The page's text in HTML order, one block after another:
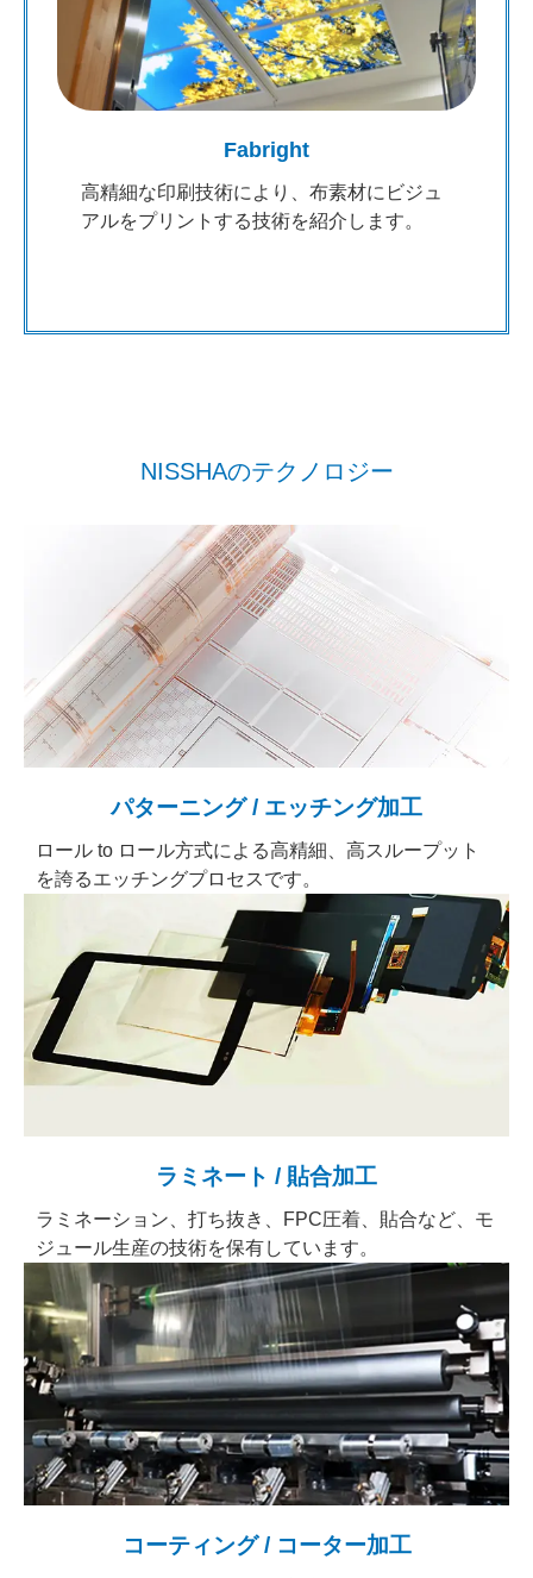
Fabright
高精細な印刷技術により、布素材にビジュ
アルをプリントする技術を紹介します。
NISSHAのテクノロジー
パターニング / エッチング加工
ロール to ロール方式による高精細、高スループット
を誇るエッチングプロセスです。
ラミネート / 貼合加工
ラミネーション、打ち抜き、FPC圧着、貼合など、モ
ジュール生産の技術を保有しています。
コーティング / コーター加工